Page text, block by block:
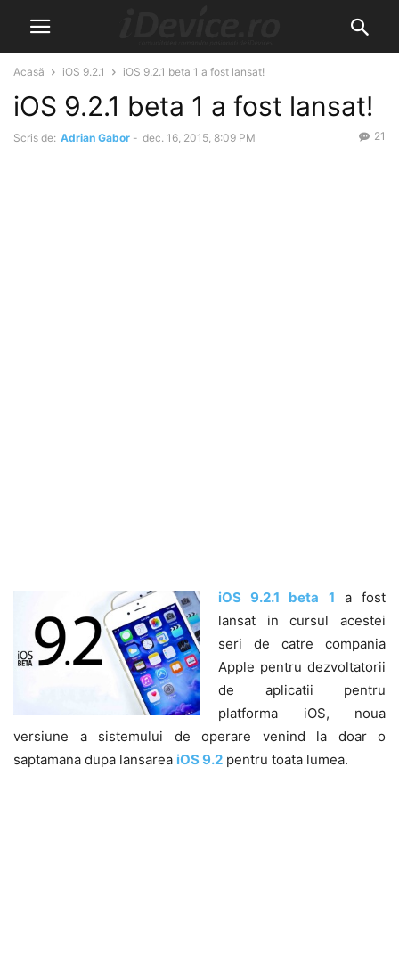
Acasă iOS 9.2.1 iOS 9.2.1 beta 1 a fost lansat!
iOS 9.2.1 beta 1 a fost lansat!
Scris de: Adrian Gabor - dec. 16, 2015, 8:09 PM 21
iOS 9.2.1 beta 1 a fost
lansat in cursul acestei
seri de catre compania
Apple pentru dezvoltatorii
de aplicatii pentru
platforma iOS, noua
versiune a sistemului de operare venind la doar o
saptamana dupa lansarea iOS 9.2 pentru toata lumea.